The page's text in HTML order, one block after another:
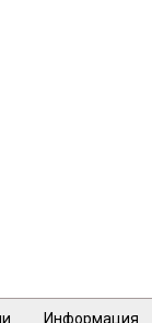
Информация